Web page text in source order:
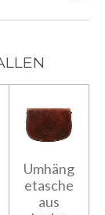
Umhäng
etasche
aus